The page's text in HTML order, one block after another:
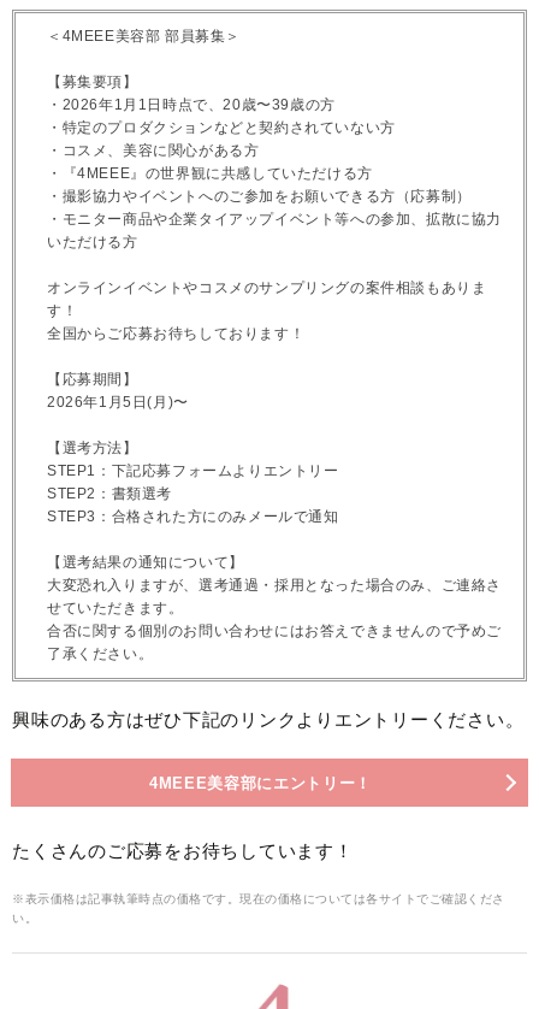
＜4MEEE美容部 部員募集＞
【募集要項】
・2026年1月1日時点で、20歳〜39歳の方
・特定のプロダクションなどと契約されていない方
・コスメ、美容に関心がある方
・『4MEEE』の世界観に共感していただける方
・撮影協力やイベントへのご参加をお願いできる方（応募制）
・モニター商品や企業タイアップイベント等への参加、拡散に協力
いただける方
オンラインイベントやコスメのサンプリングの案件相談もありま
す！
全国からご応募お待ちしております！
【応募期間】
2026年1月5日(月)〜
【選考方法】
STEP1：下記応募フォームよりエントリー
STEP2：書類選考
STEP3：合格された方にのみメールで通知
【選考結果の通知について】
大変恐れ入りますが、選考通過・採用となった場合のみ、ご連絡さ
せていただきます。
合否に関する個別のお問い合わせにはお答えできませんので予めご
了承ください。
興味のある方はぜひ下記のリンクよりエントリーください。
4MEEE美容部にエントリー！
たくさんのご応募をお待ちしています！
※表示価格は記事執筆時点の価格です。現在の価格については各サイトでご確認くださ
い。